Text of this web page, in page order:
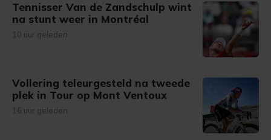
Tennisser Van de Zandschulp wint
na stunt weer in Montréal
10 uur geleden
Vollering teleurgesteld na tweede
plek in Tour op Mont Ventoux
16 uur geleden